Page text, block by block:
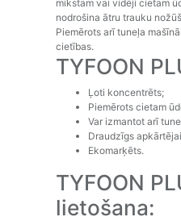
mīkstam vai vidēji cietam
nodrošina ātru trauku
Piemērots arī tuneļa
cietības.
TYFOON
Ļoti koncentrēts;
Piemērots cietam
Var izmantot arī
Draudzīgs
Ekomarķēts.
TYFOON
lietošana: